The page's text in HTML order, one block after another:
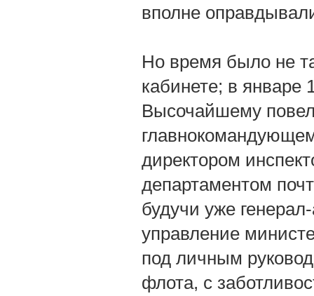
вполне
Но время было не
кабинете; в январе
Высочайшему
директором
департаментом
будучи уже
управление
под личным
флота, с